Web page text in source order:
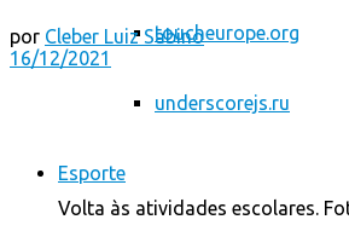
toucheurope.org
underscorejs.ru
Esporte
por Cleber Luiz Sabino
16/12/2021
Volta às atividades escolares.